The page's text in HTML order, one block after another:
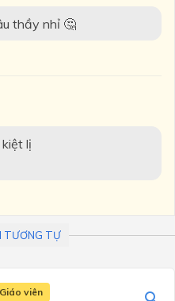
thầy nhỉ 🤔
lị
TƯƠNG TỰ
Giáo viên